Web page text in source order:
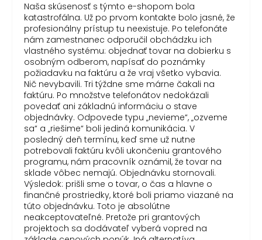
Naša skúsenosť s týmto e-shopom bola
katastrofálna. Už po prvom kontakte bolo jasné, že
profesionálny prístup tu neexistuje. Po telefonáte
nám zamestnanec odporučil obchádzku ich
vlastného systému: objednať tovar na dobierku s
osobným odberom, napísať do poznámky
požiadavku na faktúru a že vraj všetko vybavia.
Nič nevybavili. Tri týždne sme márne čakali na
faktúru. Po množstve telefonátov nedokázali
povedať ani základnú informáciu o stave
objednávky. Odpovede typu „nevieme“, „ozveme
sa“ a „riešime“ boli jediná komunikácia. V
posledný deň termínu, keď sme už nutne
potrebovali faktúru kvôli ukončeniu grantového
programu, nám pracovník oznámil, že tovar na
sklade vôbec nemajú. Objednávku stornovali.
Výsledok: prišli sme o tovar, o čas a hlavne o
finančné prostriedky, ktoré boli priamo viazané na
túto objednávku. Toto je absolútne
neakceptovateľné. Pretože pri grantových
projektoch sa dodávateľ vyberá vopred na